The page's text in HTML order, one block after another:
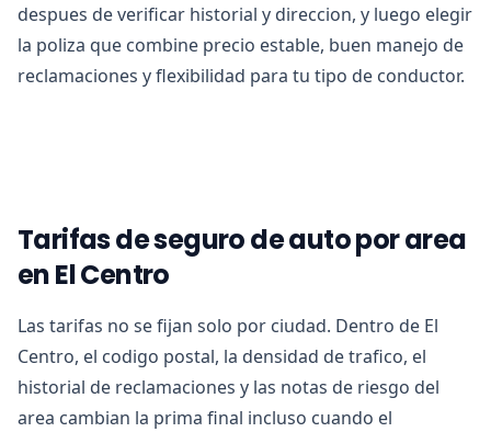
despues de verificar historial y direccion, y luego elegir
la poliza que combine precio estable, buen manejo de
reclamaciones y flexibilidad para tu tipo de conductor.
Tarifas de seguro de auto por area
en El Centro
Las tarifas no se fijan solo por ciudad. Dentro de El
Centro, el codigo postal, la densidad de trafico, el
historial de reclamaciones y las notas de riesgo del
area cambian la prima final incluso cuando el